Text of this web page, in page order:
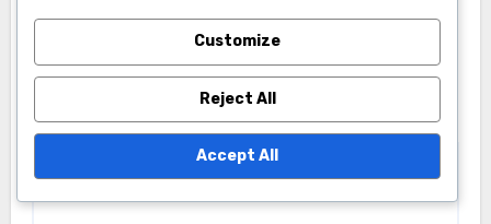
Your email address will not be published.
fields are marked*
Comment*
Customize
Reject All
Accept All